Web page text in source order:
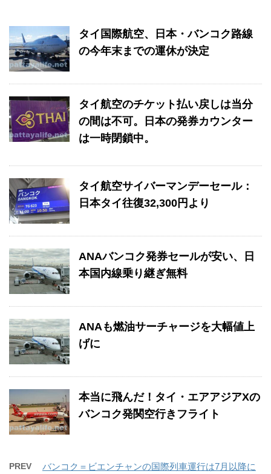
タイ国際航空、日本・バンコク路線
の今年末までの運休が決定
タイ航空のチケット払い戻しは当分
の間は不可。日本の発券カウンター
は一時閉鎖中。
タイ航空サイバーマンデーセール：
日本タイ往復32,300円より
ANAバンコク発券セールが安い、日
本国内線乗り継ぎ無料
ANAも燃油サーチャージを大幅値上
げに
本当に飛んだ！タイ・エアアジアXの
バンコク発関空行きフライト
PREV バンコク＝ビエンチャンの国際列車運行は7月以降に